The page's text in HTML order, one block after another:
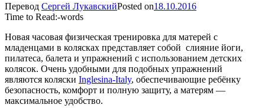
Перевод Сергей ЛукавскийPosted on18.10.2016
Time to Read:-words
Новая часовая физическая тренировка для матерей с
младенцами в колясках представляет собой слияние йоги,
пилатеса, балета и упражнений с использованием детских
колясок. Очень удобными для подобных упражнений
являются коляски Inglesina-Italy, обеспечивающие ребёнку
безопасность, комфорт и полную защиту, а матерям —
максимальное удобство.